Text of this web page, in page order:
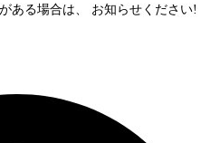
ある場合は、
お知らせください!